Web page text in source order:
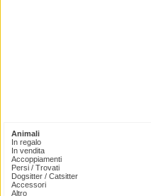
Animali
In regalo
In vendita
Accoppiamenti
Persi / Trovati
Dogsitter / Catsitter
Accessori
Altro